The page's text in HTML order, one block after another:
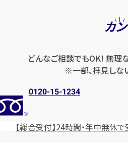
カ
どんなご相談でもOK! 無理
※一部、拝見しな
0120-15-1234
【総合受付】24時間・年中無休で